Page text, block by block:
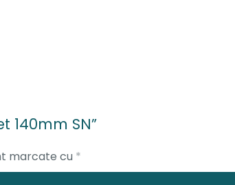
140mm SN”
marcate cu *